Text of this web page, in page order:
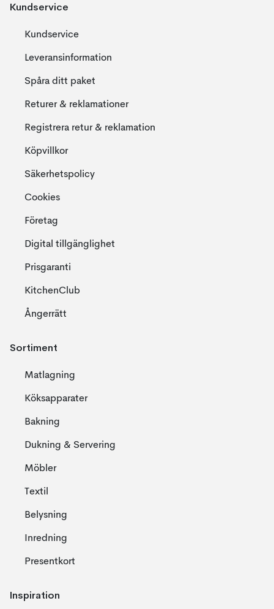
Kundservice
Kundservice
Leveransinformation
Spåra ditt paket
Returer & reklamationer
Registrera retur & reklamation
Köpvillkor
Säkerhetspolicy
Cookies
Företag
Digital tillgänglighet
Prisgaranti
KitchenClub
Ångerrätt
Sortiment
Matlagning
Köksapparater
Bakning
Dukning & Servering
Möbler
Textil
Belysning
Inredning
Presentkort
Inspiration